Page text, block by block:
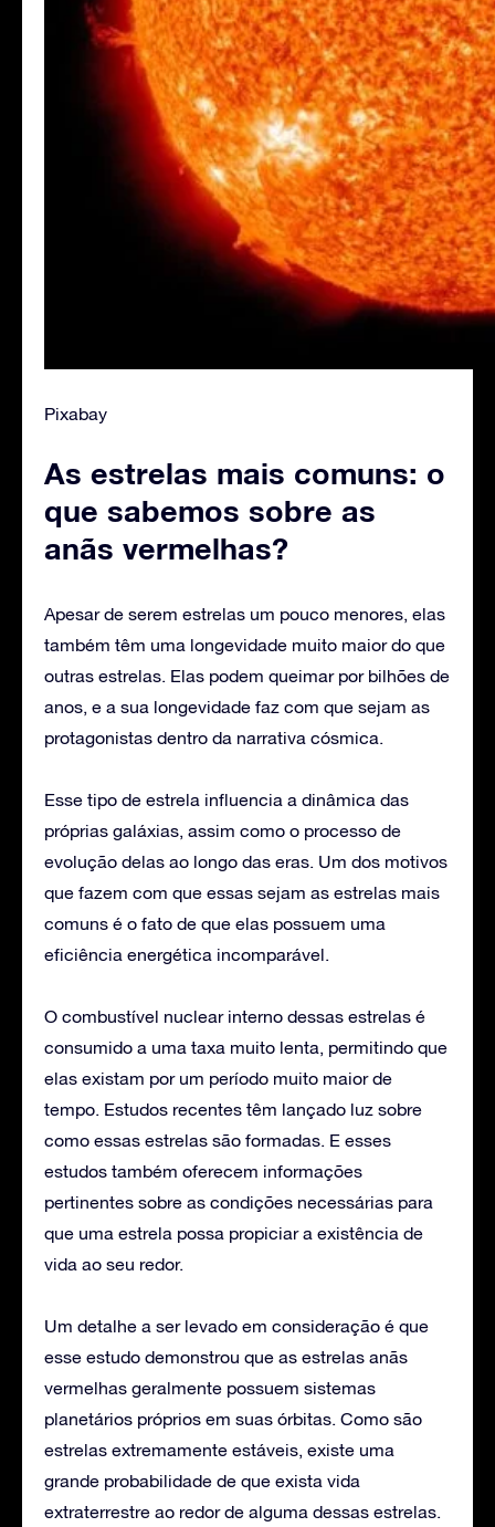
Pixabay
As estrelas mais comuns: o
que sabemos sobre as
anãs vermelhas?
Apesar de serem estrelas um pouco menores, elas
também têm uma longevidade muito maior do que
outras estrelas. Elas podem queimar por bilhões de
anos, e a sua longevidade faz com que sejam as
protagonistas dentro da narrativa cósmica.
Esse tipo de estrela influencia a dinâmica das
próprias galáxias, assim como o processo de
evolução delas ao longo das eras. Um dos motivos
que fazem com que essas sejam as estrelas mais
comuns é o fato de que elas possuem uma
eficiência energética incomparável.
O combustível nuclear interno dessas estrelas é
consumido a uma taxa muito lenta, permitindo que
elas existam por um período muito maior de
tempo. Estudos recentes têm lançado luz sobre
como essas estrelas são formadas. E esses
estudos também oferecem informações
pertinentes sobre as condições necessárias para
que uma estrela possa propiciar a existência de
vida ao seu redor.
Um detalhe a ser levado em consideração é que
esse estudo demonstrou que as estrelas anãs
vermelhas geralmente possuem sistemas
planetários próprios em suas órbitas. Como são
estrelas extremamente estáveis, existe uma
grande probabilidade de que exista vida
extraterrestre ao redor de alguma dessas estrelas.